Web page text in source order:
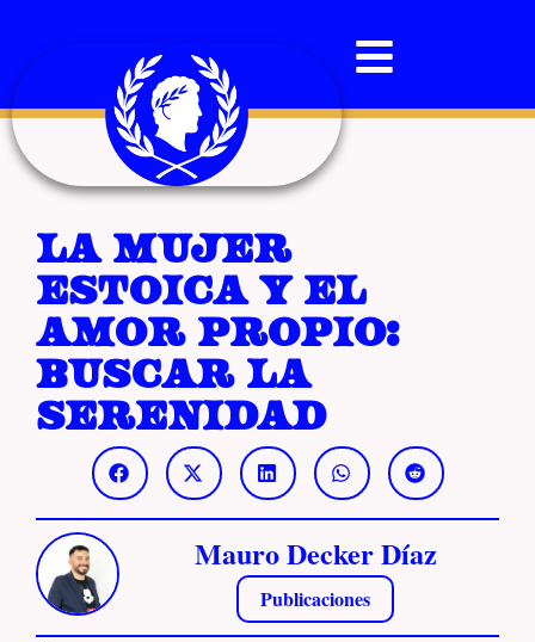
La Mujer
Estoica y el
Amor Propio:
buscar la
serenidad
Mauro Decker Díaz
Publicaciones